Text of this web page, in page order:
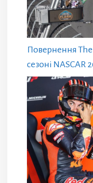
Повернення
сезоні NASCAR